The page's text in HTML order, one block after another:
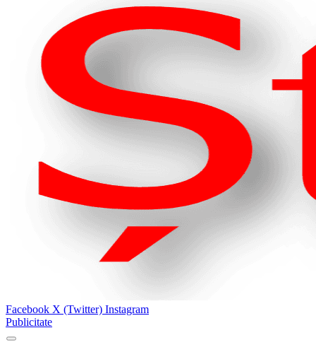
Facebook X (Twitter) Instagram
Publicitate